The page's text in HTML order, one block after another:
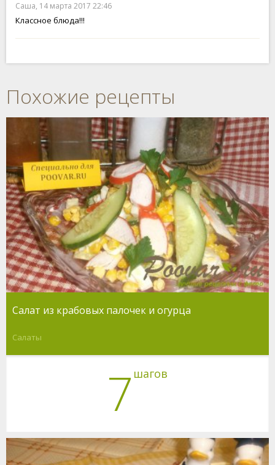
Саша, 14 марта 2017 22:46
Классное блюда!!!
Похожие рецепты
Салат из крабовых палочек и огурца
Салаты
7 шагов